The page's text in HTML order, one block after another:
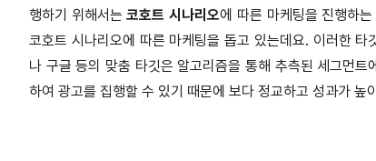
행하기 위해서는코호트 시나리오에 따른 마케팅을 진행하
코호트 시나리오에 따른 마케팅을 돕고 있는데요. 이러한
나 구글 등의 맞춤 타깃은 알고리즘을 통해 추측된 세그먼
하여 광고를 집행할 수 있기 때문에 보다 정교하고 성과가 높